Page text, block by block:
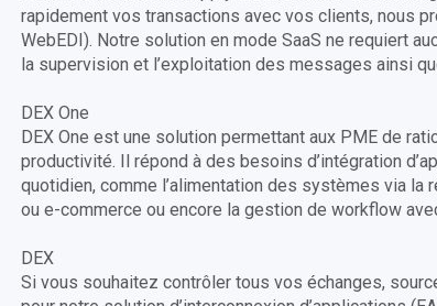
rapidement vos transactions avec vos clients, nous
WebEDI). Notre solution en mode SaaS ne requiert
la supervision et l’exploitation des messages ainsi
DEX One
DEX One est une solution permettant aux PME de
productivité. Il répond à des besoins d’intégration
quotidien, comme l’alimentation des systèmes via
ou e-commerce ou encore la gestion de workflow
DEX
Si vous souhaitez contrôler tous vos échanges,